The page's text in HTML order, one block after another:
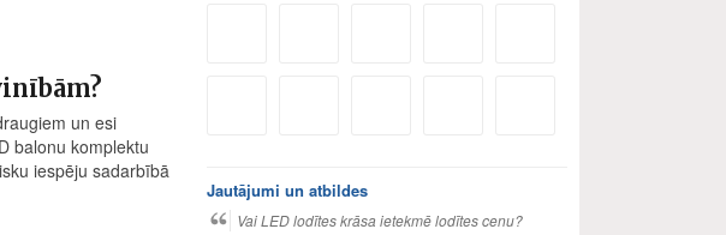
un esi
balonu komplektu
iespēju sadarbībā
Jautājumi un atbildes
Vai LED lodītes krāsa ietekmē lodītes cenu?